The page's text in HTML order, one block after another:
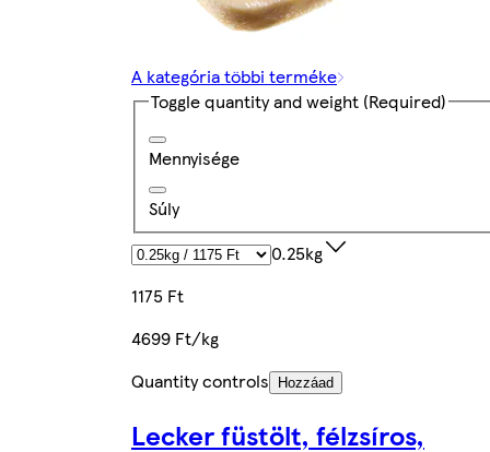
A kategória többi terméke
Toggle quantity and weight (Required)
Mennyisége
Súly
0.25kg
1175 Ft
4699 Ft/kg
Quantity controls
Hozzáad
Lecker füstölt, félzsíros,